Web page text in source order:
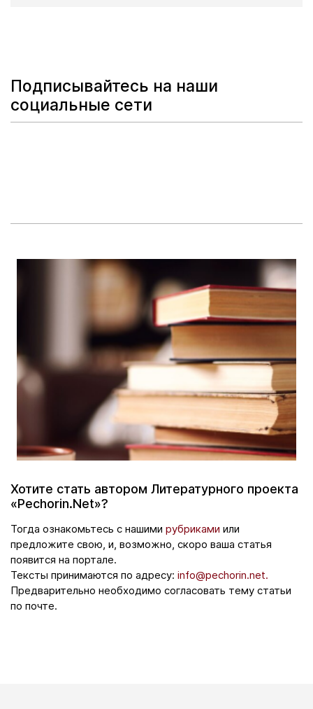
Подписывайтесь на наши
социальные сети
Хотите стать автором Литературного проекта
«Pechorin.Net»?
Тогда ознакомьтесь с нашими рубриками или
предложите свою, и, возможно, скоро ваша статья
появится на портале.
Тексты принимаются по адресу: info@pechorin.net.
Предварительно необходимо согласовать тему статьи
по почте.